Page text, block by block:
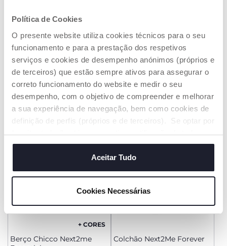
Política de Cookies
O presente website utiliza cookies técnicos para o seu
funcionamento e para a prestação dos respetivos
serviços e cookies de desempenho anónimos (próprios e
de terceiros) que estão sempre ativos para assegurar o
correto funcionamento do website e medir o seu
desempenho, com o objetivo de compreender e melhorar
a sua experiência de navegação, bem como cookies de
definição de perfis (próprios e de terceiros). Se optar por
“aceitar todos” está a consentir na utilização de todos os
cookies. Se quiser saber mais, alterar ou revogar o
consentimento de todos ou de alguns cookies, clique em
"mostrar detalhes". Ao fechar este aviso, está a
são necessários e essenciais para garantir o
funcionamento desta página.
Aceitar Tudo
Cookies Necessárias
+ CORES
Berço Chicco Next2Me
Armonia
€ 209,99
Berço Chicco Next2me
Essential
€ 159,99
+ CORES
Berço Chicco Next2me
Colchão Next2Me Forever